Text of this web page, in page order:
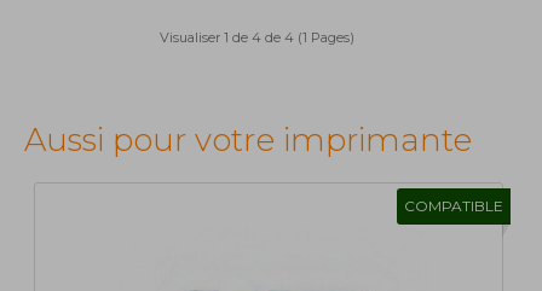
Visualiser 1 de 4 de 4 (1 Pages)
Aussi pour votre imprimante
COMPATIBLE